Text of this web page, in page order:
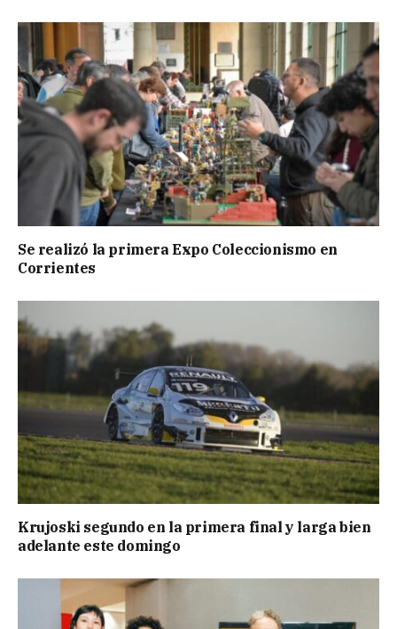
Se realizó la primera Expo Coleccionismo en
Corrientes
Krujoski segundo en la primera final y larga bien
adelante este domingo